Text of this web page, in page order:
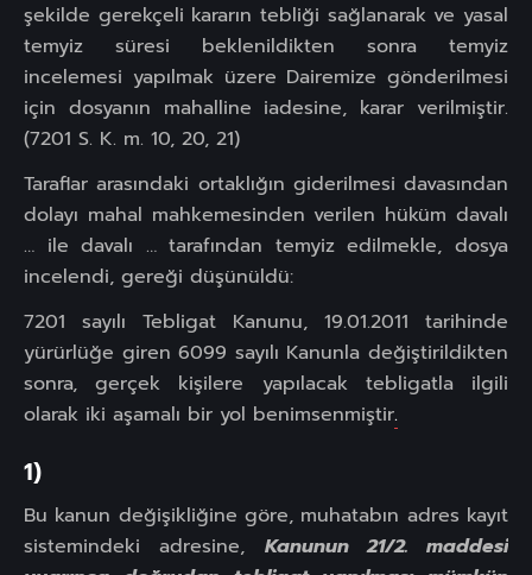
şekilde gerekçeli kararın tebliği sağlanarak ve yasal
temyiz süresi beklenildikten sonra temyiz
incelemesi yapılmak üzere Dairemize gönderilmesi
için dosyanın mahalline iadesine, karar verilmiştir.
(7201 S. K. m. 10, 20, 21)
Taraflar arasındaki ortaklığın giderilmesi davasından
dolayı mahal mahkemesinden verilen hüküm davalı
… ile davalı … tarafından temyiz edilmekle, dosya
incelendi, gereği düşünüldü:
7201 sayılı Tebligat Kanunu, 19.01.2011 tarihinde
yürürlüğe giren 6099 sayılı Kanunla değiştirildikten
sonra, gerçek kişilere yapılacak tebligatla ilgili
olarak iki aşamalı bir yol benimsenmiştir.
1)
Bu kanun değişikliğine göre, muhatabın adres kayıt
sistemindeki adresine, Kanunun 21/2. maddesi